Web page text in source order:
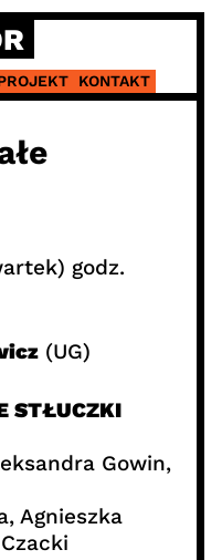
KONTAKT
godz.
(UG)
STŁUCZKI
Gowin,
Agnieszka